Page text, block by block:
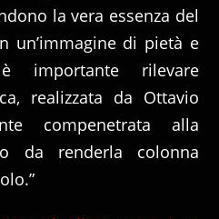
la vera essenza del
un’immagine di pietà e
importante rilevare
realizzata da Ottavio
compenetrata alla
da renderla colonna